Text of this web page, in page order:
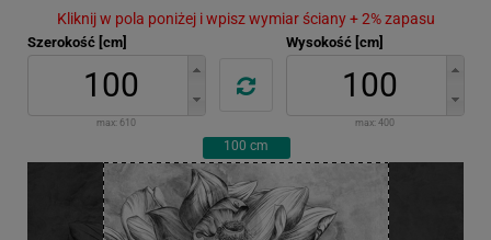
Kliknij w pola poniżej i wpisz wymiar ściany + 2% zapasu
Szerokość [cm]
max: 610
Wysokość [cm]
max: 400
100 cm